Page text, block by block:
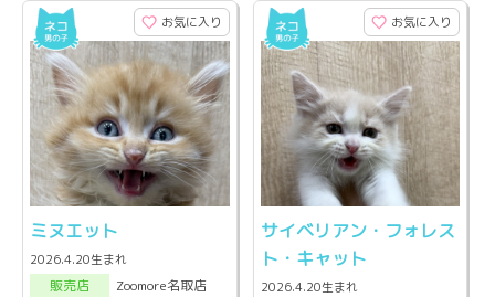
お気に入り
ミヌエット
2026.4.20生まれ
販売店
Zoomore名取店
お気に入り
サイベリアン・フォレス
ト・キャット
2026.4.20生まれ